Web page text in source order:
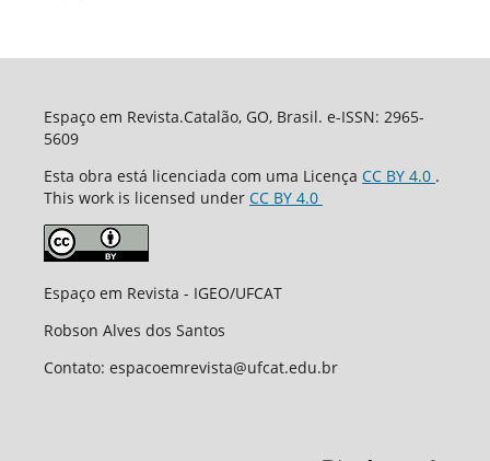
Espaço em Revista.Catalão, GO, Brasil. e-ISSN: 2965-
5609
Esta obra está licenciada com uma Licença CC BY 4.0 .
This work is licensed under CC BY 4.0
Espaço em Revista - IGEO/UFCAT
Robson Alves dos Santos
Contato: espacoemrevista@ufcat.edu.br